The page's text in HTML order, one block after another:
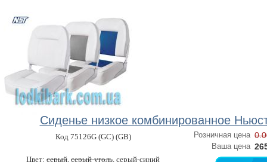
Сиденье низкое комбинированное
Код 75126G (GC) (GB)
Цвет: cерый, серый-уголь, серый-синий
Розничная цена
Ваша цена